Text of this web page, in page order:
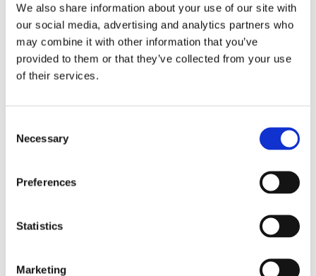
We also share information about your use of our site with
our social media, advertising and analytics partners who
may combine it with other information that you’ve
provided to them or that they’ve collected from your use
of their services.
Selection
Necessary
Preferences
Statistics
Marketing
rapporti tra surrogazione legale e
regresso